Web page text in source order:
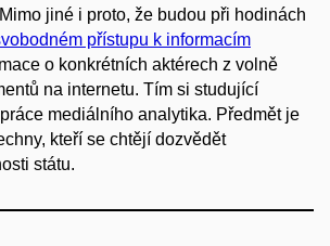
jiné i proto, že budou při hodinách
přístupu k informacím
o konkrétních aktérech z volně
na internetu. Tím si studující
mediálního analytika. Předmět je
kteří se chtějí dozvědět
státu.